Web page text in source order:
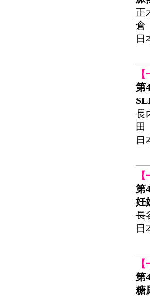
正
倉
日
第
長
日
第
妊
長
日
第
糖